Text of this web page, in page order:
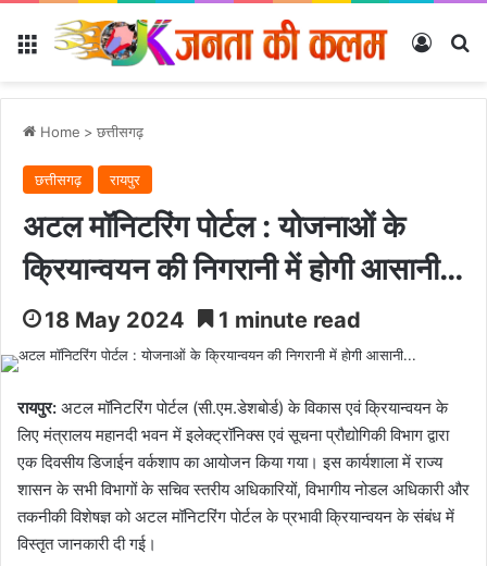
Menu Log In
Home > छत्तीसगढ़
छत्तीसगढ़ रायपुर
अटल मॉनिटरिंग पोर्टल : योजनाओं के
क्रियान्वयन की निगरानी में होगी आसानी…
18 May 2024 1 minute read
रायपुर: अटल मॉनिटरिंग पोर्टल (सी.एम.डेशबोर्ड) के विकास एवं क्रियान्वयन के
लिए मंत्रालय महानदी भवन में इलेक्ट्रॉनिक्स एवं सूचना प्रौद्योगिकी विभाग द्वारा
एक दिवसीय डिजाईन वर्कशाप का आयोजन किया गया। इस कार्यशाला में राज्य
शासन के सभी विभागों के सचिव स्तरीय अधिकारियों, विभागीय नोडल अधिकारी और
तकनीकी विशेषज्ञ को अटल मॉनिटरिंग पोर्टल के प्रभावी क्रियान्वयन के संबंध में
विस्तृत जानकारी दी गई।